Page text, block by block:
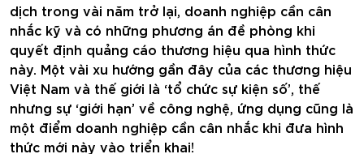
dịch trong vài năm trở lại, doanh nghiệp cần cân
nhắc kỹ và có những phương án đề phòng khi
quyết định quảng cáo thương hiệu qua hình thức
này. Một vài xu hướng gần đây của các thương hiệu
Việt Nam và thế giới là ‘tổ chức sự kiện số’, thế
nhưng sự ‘giới hạn’ về công nghệ, ứng dụng cũng là
một điểm doanh nghiệp cần cân nhắc khi đưa hình
thức mới này vào triển khai!